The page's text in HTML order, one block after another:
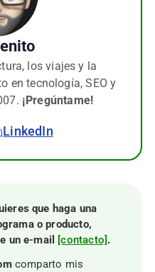
los viajes y la
en tecnología, SEO y
¡Pregúntame!
LinkedIn
que haga una
o producto,
un e-mail [contacto].
comparto mis